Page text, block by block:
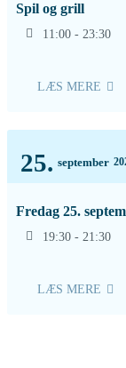
Spil og grill
11:00 - 23:30
LÆS MERE
25. september
Fredag 25.
19:30 - 21:30
LÆS MERE